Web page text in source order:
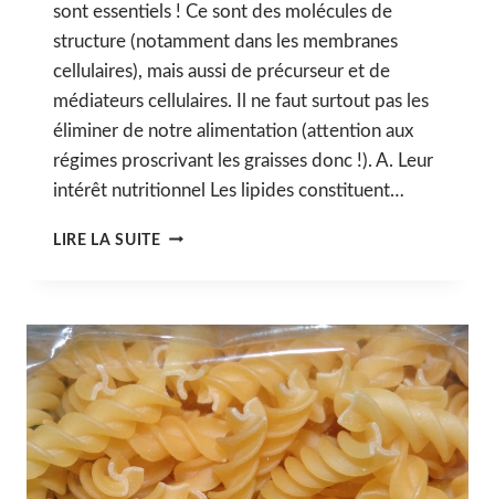
sont essentiels ! Ce sont des molécules de
structure (notamment dans les membranes
cellulaires), mais aussi de précurseur et de
médiateurs cellulaires. Il ne faut surtout pas les
éliminer de notre alimentation (attention aux
régimes proscrivant les graisses donc !). A. Leur
intérêt nutritionnel Les lipides constituent…
LIRE LA SUITEII.